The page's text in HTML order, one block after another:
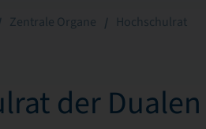
Zentrale Organe Hochschulrat
der